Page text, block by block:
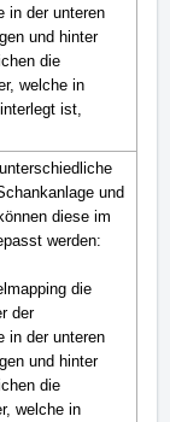
in der unteren
und hinter
die
welche in
ist,
und
diese im
werden:
die
der
in der unteren
und hinter
die
welche in